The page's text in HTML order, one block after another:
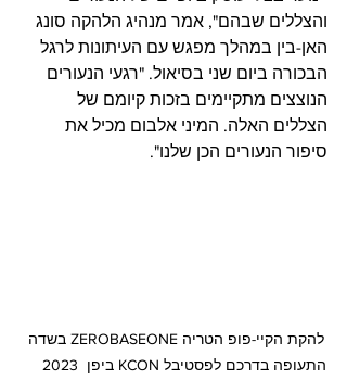
והצללים שבהם", אמר מנהיג הלהקה סונג
האן-בין במהלך מפגש עם העיתונות לרגל
הבכורה ביום שני בסיאול. "רגעי הנעורים
הנוצצים מתקיימים בזכות קיומם של
הצללים האלה. המיני אלבום מכיל את
סיפור הנעורים הכן שלנו".
להקת הקיי-פופ הטריה ZEROBASEONE בשדה